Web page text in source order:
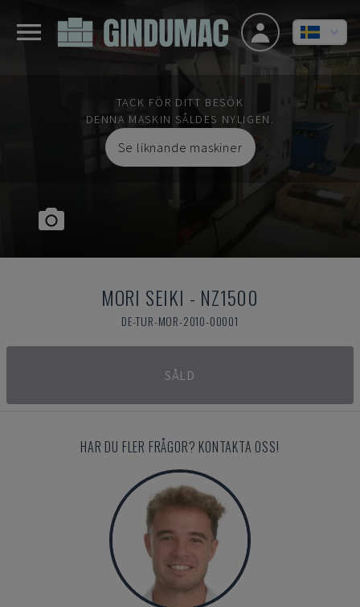
TACK FÖR DITT BESÖK
DENNA MASKIN SÅLDES NYLIGEN.
Se liknande maskiner
MORI SEIKI - NZ1500
DE-TUR-MOR-2010-00001
SÅLD
HAR DU FLER FRÅGOR? KONTAKTA OSS!